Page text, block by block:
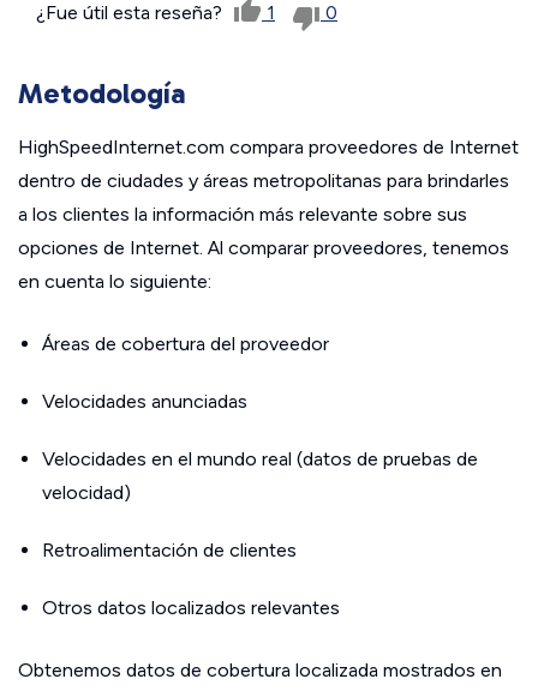
¿Fue útil esta reseña? 1 0
Metodología
HighSpeedInternet.com compara proveedores de Internet
dentro de ciudades y áreas metropolitanas para brindarles
a los clientes la información más relevante sobre sus
opciones de Internet. Al comparar proveedores, tenemos
en cuenta lo siguiente:
Áreas de cobertura del proveedor
Velocidades anunciadas
Velocidades en el mundo real (datos de pruebas de
velocidad)
Retroalimentación de clientes
Otros datos localizados relevantes
Obtenemos datos de cobertura localizada mostrados en